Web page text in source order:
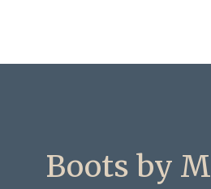
Boots by M